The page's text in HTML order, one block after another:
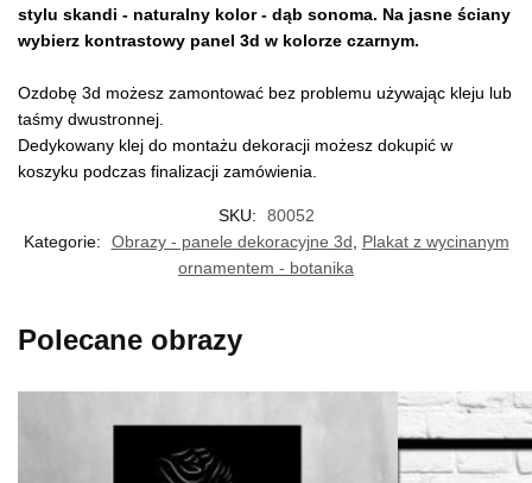
stylu skandi - naturalny kolor - dąb sonoma. Na jasne ściany
wybierz kontrastowy panel 3d w kolorze czarnym.
Ozdobę 3d możesz zamontować bez problemu używając kleju lub
taśmy dwustronnej.
Dedykowany klej do montażu dekoracji możesz dokupić w
koszyku podczas finalizacji zamówienia.
SKU:
80052
Kategorie:
Obrazy - panele dekoracyjne 3d
Plakat z wycinanym
ornamentem - botanika
Polecane obrazy